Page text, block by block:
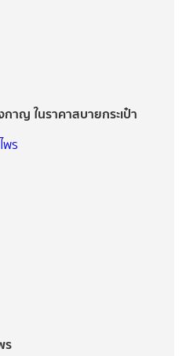
ที่พักเมืองกาญ ในราคาสบายกระเป๋า
ร